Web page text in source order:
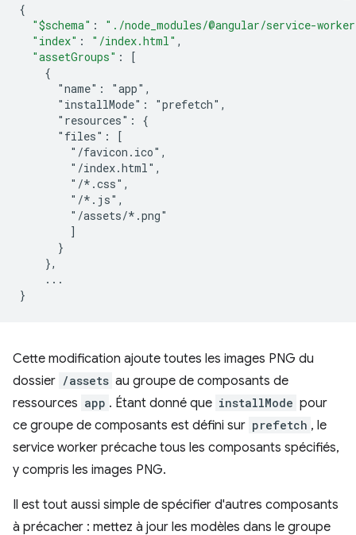
{
"$schema" :
"./node_modules/@angular/service-
"index" : "/index.html" ,
"assetGroups" :
[
    {
      "name": "app",
      "installMode": "prefetch",
      "resources": {
      "files": [
        "/favicon.ico",
        "/index.html",
        "/*.css",
        "/*.js",
        "/assets/*.png"
]
}
},
...
}
Cette modification ajoute toutes les images PNG du
dossier /assets au groupe de composants de
ressources app . Étant donné que installMode pour
ce groupe de composants est défini sur prefetch , le
service worker précache tous les composants spécifiés,
y compris les images PNG.
Il est tout aussi simple de spécifier d'autres composants
à précacher : mettez à jour les modèles dans le groupe